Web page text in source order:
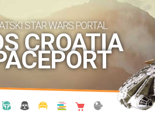
STAR WARS PORTAL
CROATIA